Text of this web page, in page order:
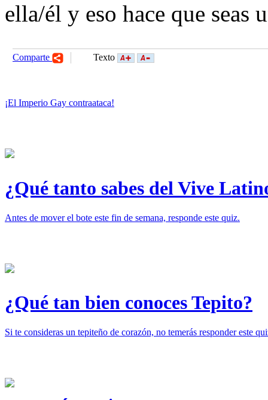
ella/él y eso hace que seas
Comparte Texto
¡El Imperio Gay contraataca!
¿Qué tanto sabes del Vive
Antes de mover el bote este fin de semana, responde este quiz.
¿Qué tan bien conoces Tepito?
Si te consideras un tepiteño de corazón, no temerás responder este